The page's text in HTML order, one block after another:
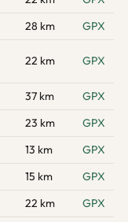
28 km
GPX
22 km GPX
37 km
GPX
23 km
GPX
13 km
GPX
15 km
GPX
22 km
GPX